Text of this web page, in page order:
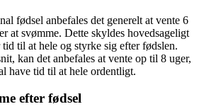
fødsel anbefales det generelt at vente 6
at svømme. Dette skyldes hovedsageligt
til at hele og styrke sig efter fødslen.
kan det anbefales at vente op til 8 uger,
have tid til at hele ordentligt.
efter fødsel